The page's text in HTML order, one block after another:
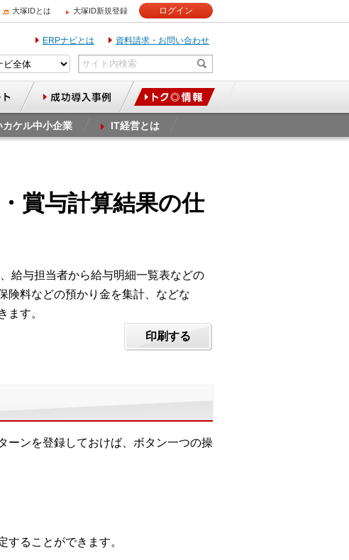
大塚IDとは 大塚ID新規登録 ログイン
ERPナビとは 資料請求・お問い合わせ
カケル中小企業 IT経営とは
賞与計算結果の仕
給与担当者から給与明細一覧表などの
険料などの預かり金を集計、などな
す。
印刷する
ーンを登録しておけば、ボタン一つの操
ることができます。